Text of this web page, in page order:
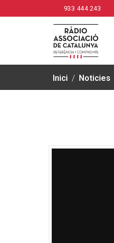
933 444 243
Inici / Noticies